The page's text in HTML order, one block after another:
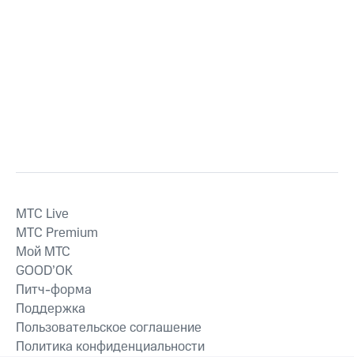
MTС Live
MTС Premium
Мой МТС
GOOD’OK
Питч-форма
Поддержка
Пользовательское соглашение
Политика конфиденциальности